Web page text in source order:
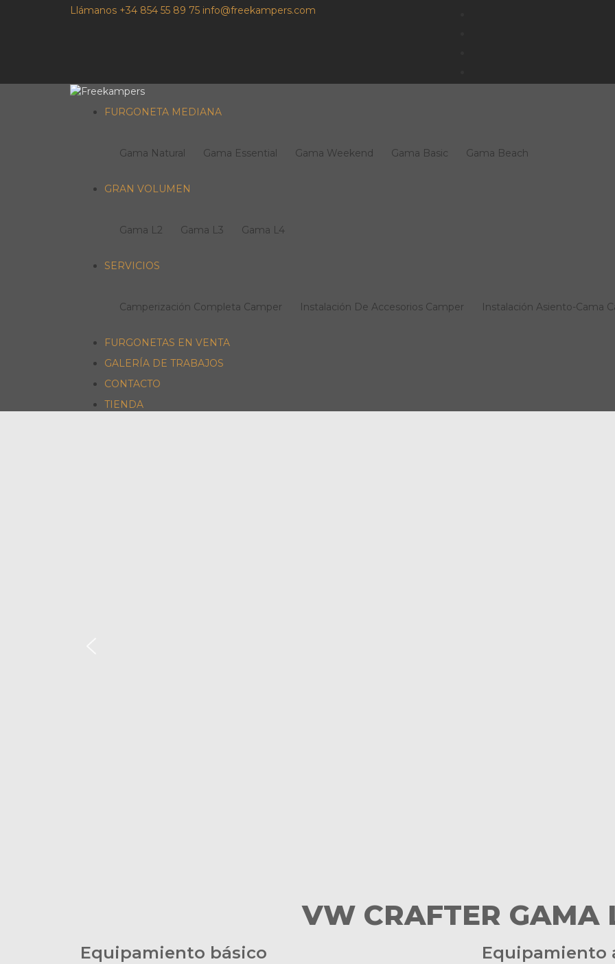
Llámanos +34 854 55 89 75 info@freekampers.com
FURGONETA MEDIANA
Gama Natural Gama Essential Gama Weekend Gama Basic Gama Beach
GRAN VOLUMEN
Gama L2 Gama L3 Gama L4
SERVICIOS
Camperización Completa Camper Instalación De Accesorios Camper Instalación Asiento-Cama
FURGONETAS EN VENTA
GALERÍA DE TRABAJOS
CONTACTO
TIENDA
VW CRAFTER GAMA
Equipamiento básico Equipamiento